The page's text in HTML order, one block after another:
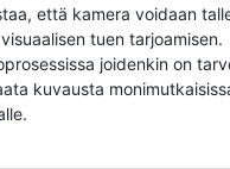
että kamera voidaan
tuen tarjoamisen.
joidenkin on
kuvausta